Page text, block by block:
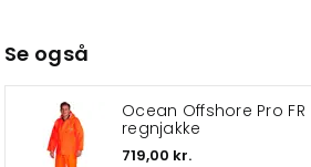
Se også
Ocean Offshore Pro FR
regnjakke
719,00 kr.